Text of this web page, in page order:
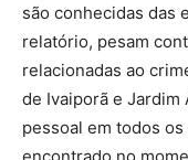
são conhecidas das
relatório, pesam
relacionadas ao
de Ivaiporã e Jardim
pessoal em todos